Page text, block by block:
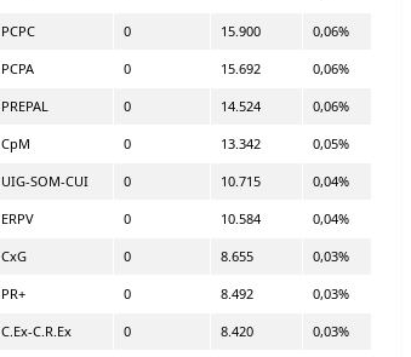
PCPC 0 15.900 0,06%
PCPA 0 15.692 0,06%
PREPAL 0 14.524 0,06%
CpM 0 13.342 0,05%
UIG-SOM-CUI 0 10.715 0,04%
ERPV 0 10.584 0,04%
CxG 0 8.655 0,03%
PR+ 0 8.492 0,03%
C.Ex-C.R.Ex 0 8.420 0,03%